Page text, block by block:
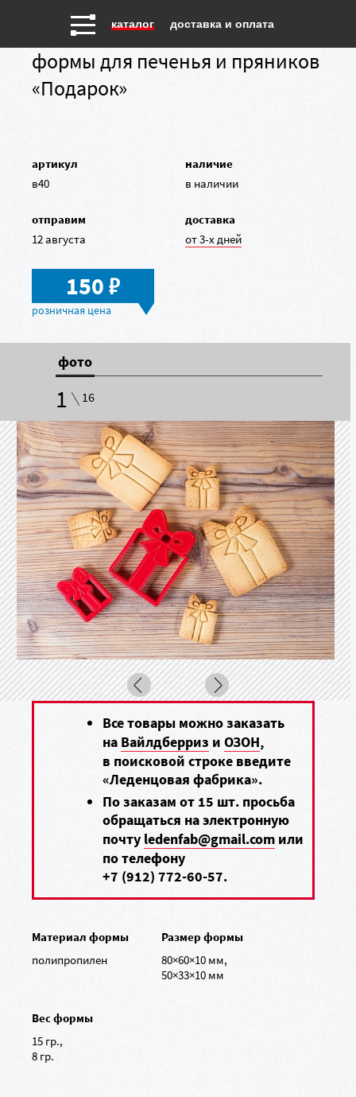
каталог доставка и оплата
формы для печенья и пряников
«Подарок»
артикул
в40
наличие
в наличии
отправим
12 августа
доставка
от 3-х дней
150в
фото
1 16
Все товары можно заказать
на Вайлдберриз иОЗОН,
в поисковой строке введите
«Леденцовая фабрика».
По заказам от 15 шт. просьба
обращаться на электронную
почту ledenfab@gmail.com или
по телефону
+7 (912) 772-60-57.
Материал формы
полипропилен
Размер формы
80×60×10 мм,
50×33×10 мм
Вес формы
15 гр.,
8 гр.